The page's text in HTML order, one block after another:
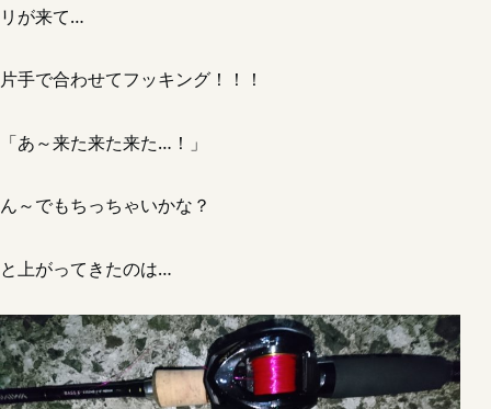
リが来て…
片手で合わせてフッキング！！！
「あ～来た来た来た…！」
ん～でもちっちゃいかな？
と上がってきたのは…